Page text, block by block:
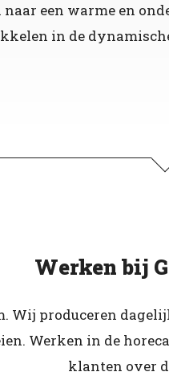
een warme en
in de
Werken bij
Wij produceren
Werken in de
klanten over